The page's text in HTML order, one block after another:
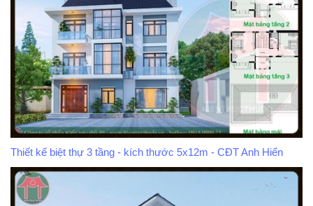
Thiết kế biệt thự 3 tầng - kích thước 5x12m - CĐT Anh Hiển